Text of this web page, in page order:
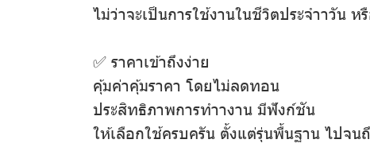
ไม่ว่าจะเป็นการใช้งานในชีวิตประจำาวัน ห
✅ ราคาเข้าถึงง่าย
คุ้มค่าคุ้มราคา โดยไม่ลดทอน
ประสิทธิภาพการทำางาน มีฟังก์ชัน
ให้เลือกใช้ครบครัน ตั้งแต่รุ่นพื้นฐาน ไปจน